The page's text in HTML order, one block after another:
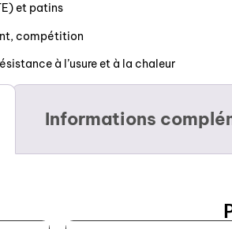
et patins
compétition
à l’usure et à la chaleur
Informations